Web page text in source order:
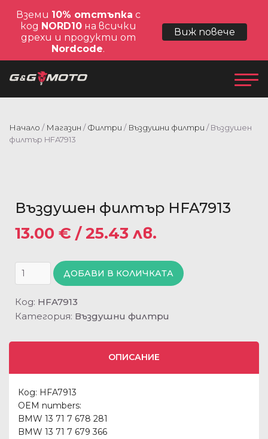
Начало / Магазин /Филтри / Въздушни филтри / Въздушен
филтър HFA7913
Въздушен филтър HFA7913
13.00 € / 25.43 лв.
ДОБАВИ В КОЛИЧКАТА
Код: HFA7913
Категория: Въздушни филтри
ОПИСАНИЕ
Код: HFA7913
OEM numbers:
BMW 13 71 7 678 281
BMW 13 71 7 679 366
Вземи 10% отстъпка с
код NORD10на всички
дрехи и продукти от
Nordcode.
Виж повече